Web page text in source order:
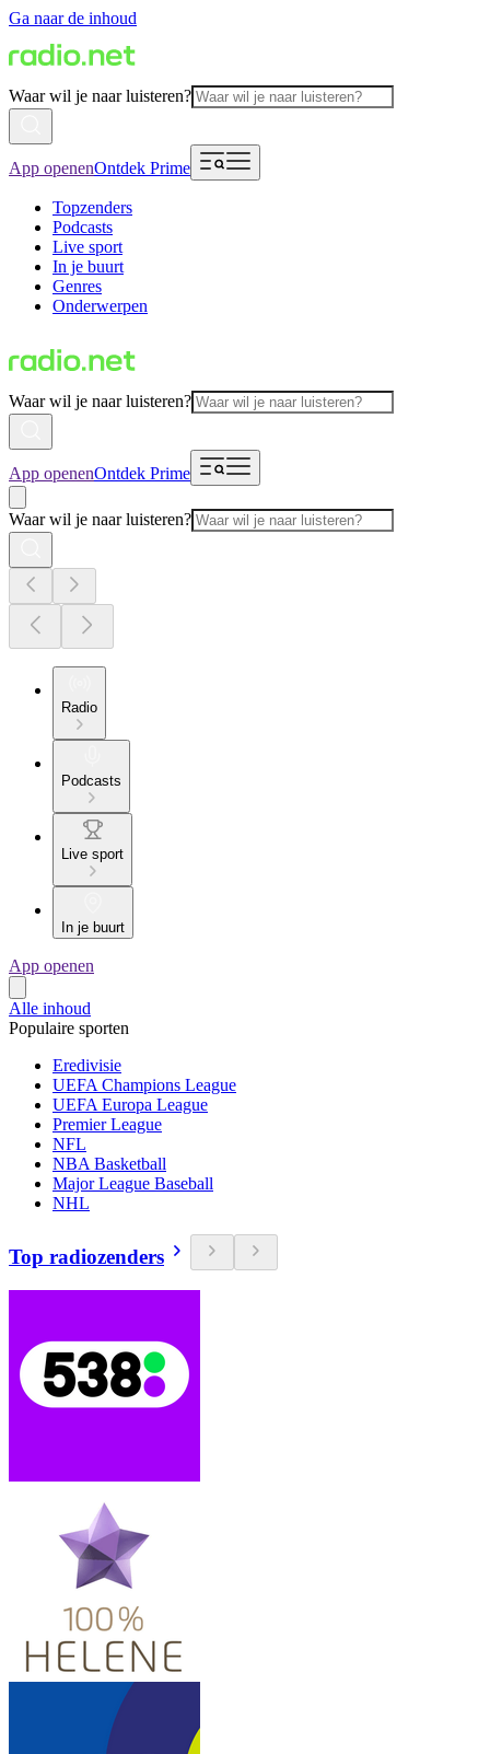
Ga naar de inhoud
Waar wil je naar luisteren?
App openenOntdek Prime
Topzenders
Podcasts
Live sport
In je buurt
Genres
Onderwerpen
Waar wil je naar luisteren?
App openenOntdek Prime
Waar wil je naar luisteren?
Radio
Podcasts
Live sport
In je buurt
App openen
Alle inhoud
Populaire sporten
Eredivisie
UEFA Champions League
UEFA Europa League
Premier League
NFL
NBA Basketball
Major League Baseball
NHL
Top radiozenders